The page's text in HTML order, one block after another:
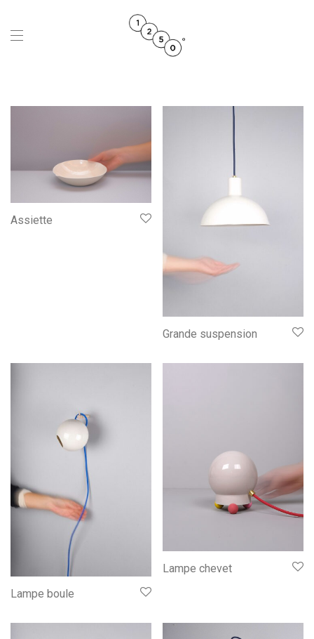
Assiette
Grande suspension
Lampe boule
Lampe chevet